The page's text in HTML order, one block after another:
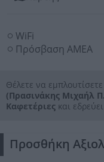
WiFi
Πρόσβαση ΑΜΕΑ
Θέλετε να
(Πρασινάκης Μιχαήλ
Καφετέριες και
Προσθήκη